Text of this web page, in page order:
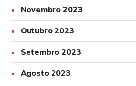
Novembro 2023
Outubro 2023
Setembro 2023
Agosto 2023